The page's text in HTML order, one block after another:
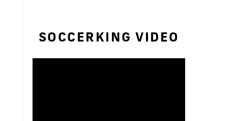
SOCCERKING VIDEO